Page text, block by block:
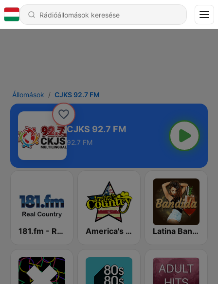
Állomások CJKS 92.7 FM
CJKS 92.7 FM
92.7 FM
181.fm - Real Country America's Country Latina Bandida!